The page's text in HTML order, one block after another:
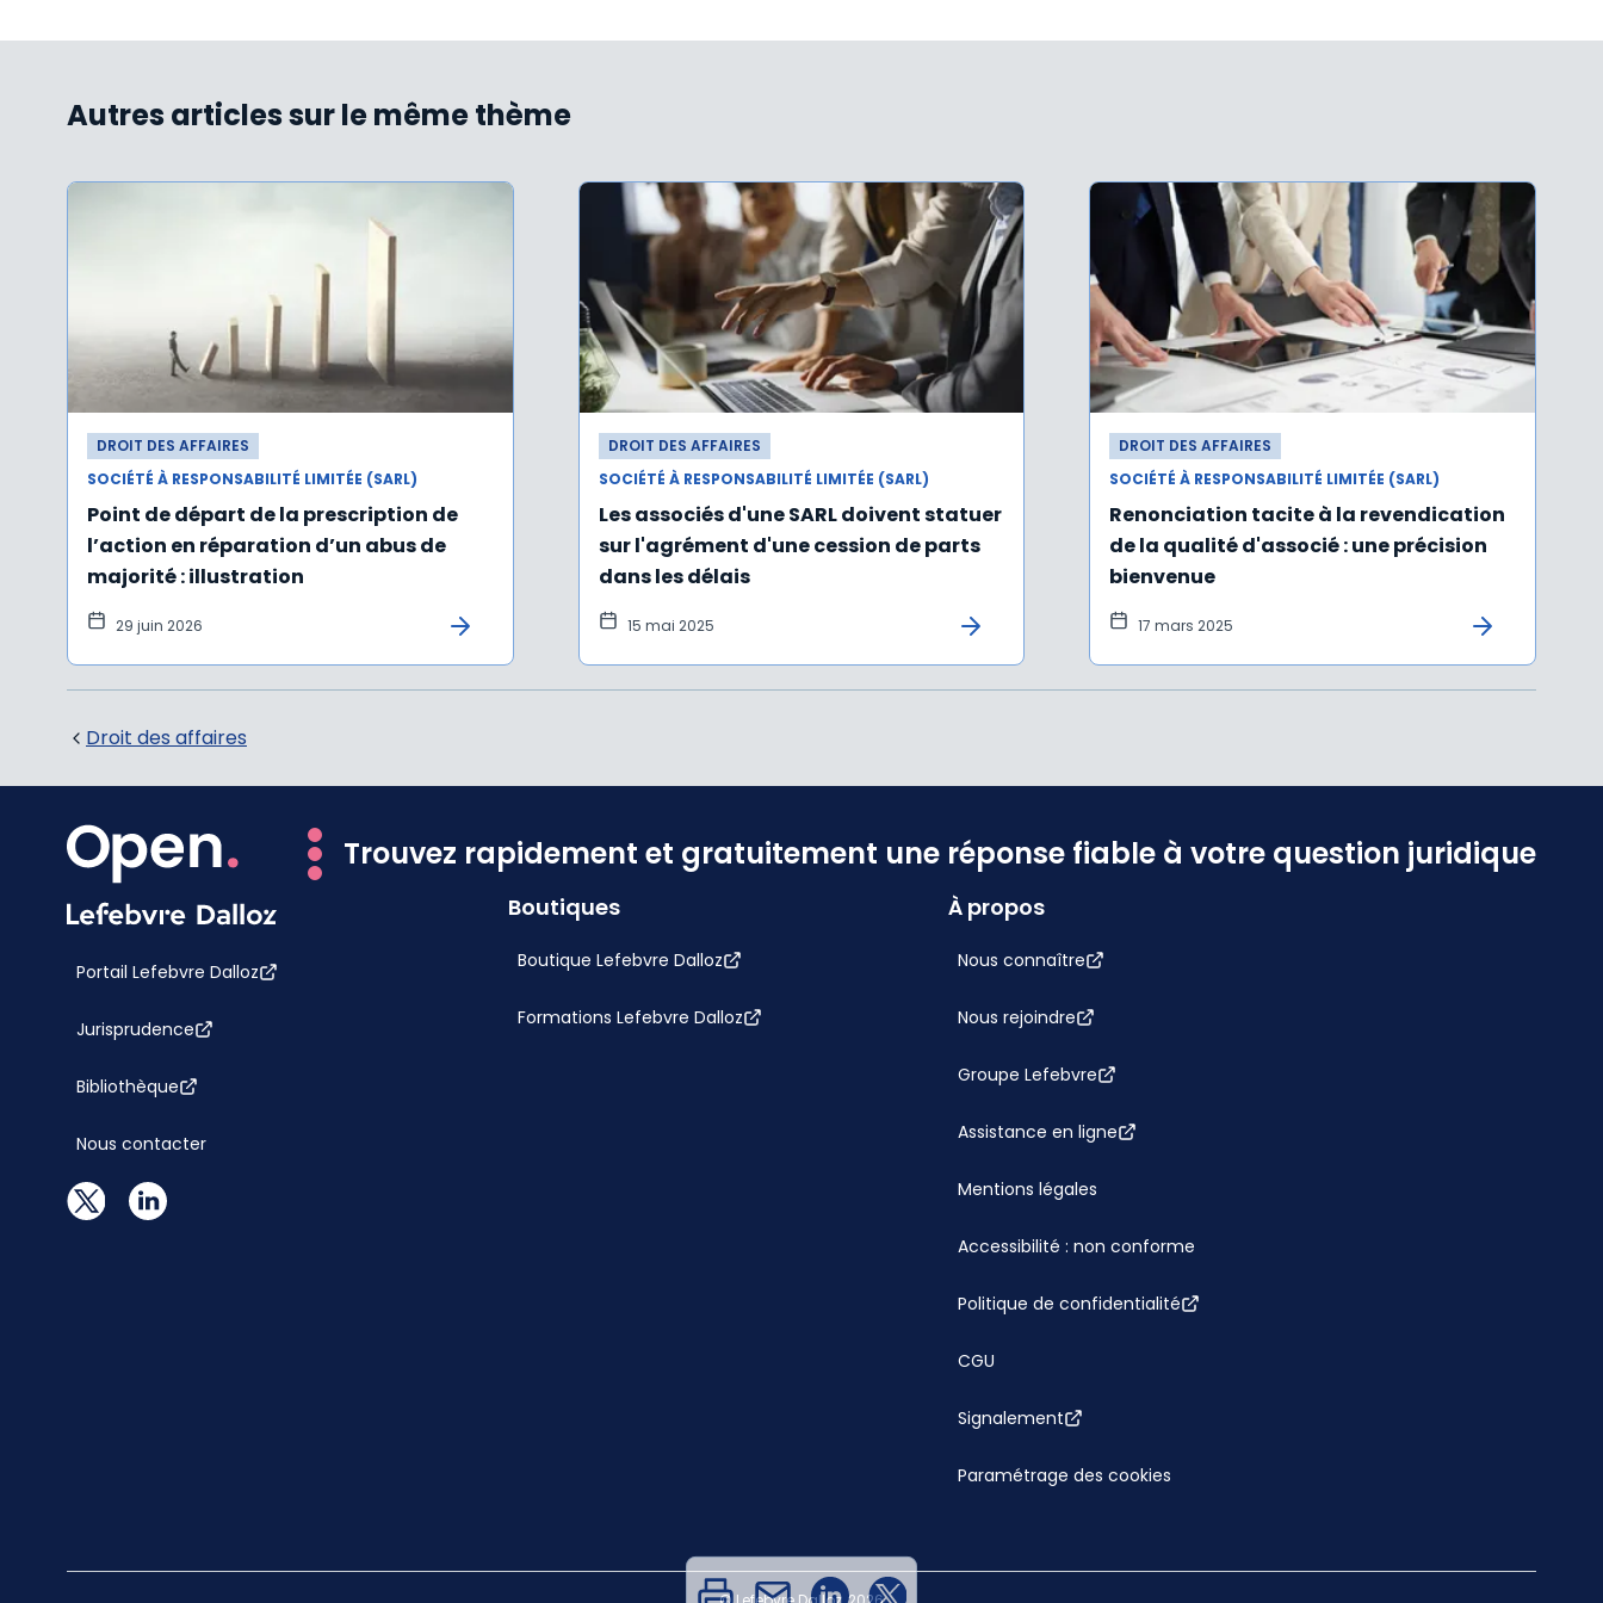
Autres articles sur le même thème
DROIT DES AFFAIRES
SOCIÉTÉ À RESPONSABILITÉ LIMITÉE (SARL)
Point de départ de la prescription de
l’action en réparation d’un abus de
majorité : illustration
29 juin 2026
DROIT DES AFFAIRES
SOCIÉTÉ À RESPONSABILITÉ LIMITÉE (SARL)
Les associés d'une SARL doivent statuer
sur l'agrément d'une cession de parts
dans les délais
15 mai 2025
DROIT DES AFFAIRES
SOCIÉTÉ À RESPONSABILITÉ LIMITÉE (SARL)
Renonciation tacite à la revendication
de la qualité d'associé : une précision
bienvenue
17 mars 2025
Droit des affaires
Trouvez rapidement et gratuitement une réponse fiable à votre question juridique
Portail Lefebvre Dalloz
Jurisprudence
Bibliothèque
Nous contacter
Boutiques
Boutique Lefebvre Dalloz
Formations Lefebvre Dalloz
À propos
Nous connaître
Nous rejoindre
Groupe Lefebvre
Assistance en ligne
Mentions légales
Accessibilité : non conforme
Politique de confidentialité
CGU
Signalement
Paramétrage des cookies